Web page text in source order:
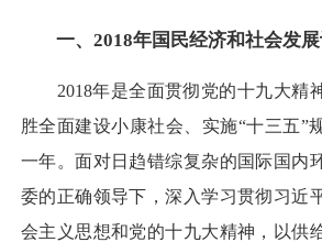
一、2018年国民经济和社会发
2018年是全面贯彻党的十九大精
胜全面建设小康社会、实施“十三五”
一年。面对日趋错综复杂的国际国内
委的正确领导下，深入学习贯彻习近
会主义思想和党的十九大精神，以供